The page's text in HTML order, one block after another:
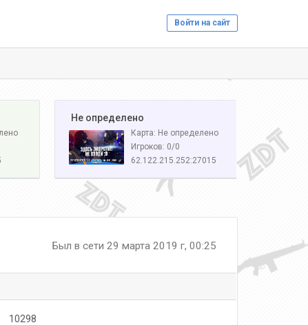
Войти на сайт
️ Не определено
Карта: Не определено
Игроков: 0/0
62.122.215.252:27015
Был в сети 29 марта 2019 г, 00:25
10298